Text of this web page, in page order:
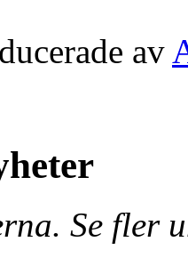
av
Se